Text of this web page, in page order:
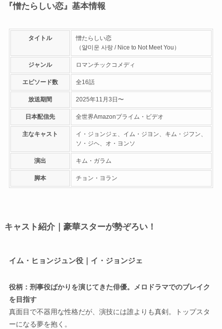
『憎たらしい恋』基本情報
タイトル
憎たらしい恋
（얄미운 사랑 / Nice to Not Meet You）
ジャンル ロマンチックコメディ
エピソード数 全16話
放送期間 2025年11月3日〜
日本配信先 全世界Amazonプライム・ビデオ
主なキャスト
イ・ジョンジェ、イム・ジヨン、キム・ジフン、
ソ・ジヘ、オ・ヨンソ
演出 キム・ガラム
脚本 チョン・ヨラン
キャスト紹介｜豪華スターが勢ぞろい！
イム・ヒョンジュン役｜イ・ジョンジェ
役柄：刑事役ばかりを演じてきた俳優。メロドラマでのブレイク
を目指す
真面目で不器用な性格だが、演技には誰よりも真剣。トップスタ
ーになる夢を抱く。